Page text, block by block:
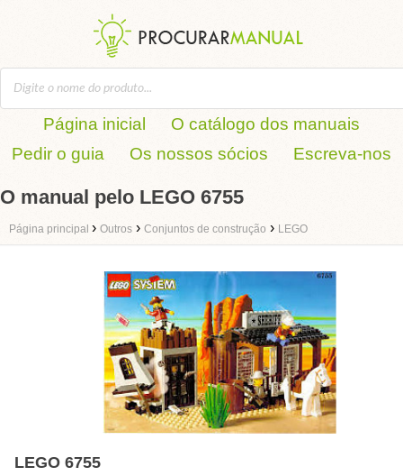
Página inicial
O catálogo dos manuais
Pedir o guia
Os nossos sócios Escreva-nos
O manual pelo LEGO 6755
Página principal › Outros › Conjuntos de construção › LEGO
LEGO 6755